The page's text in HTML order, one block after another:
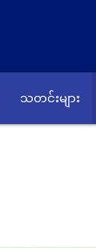
သတင်းများ